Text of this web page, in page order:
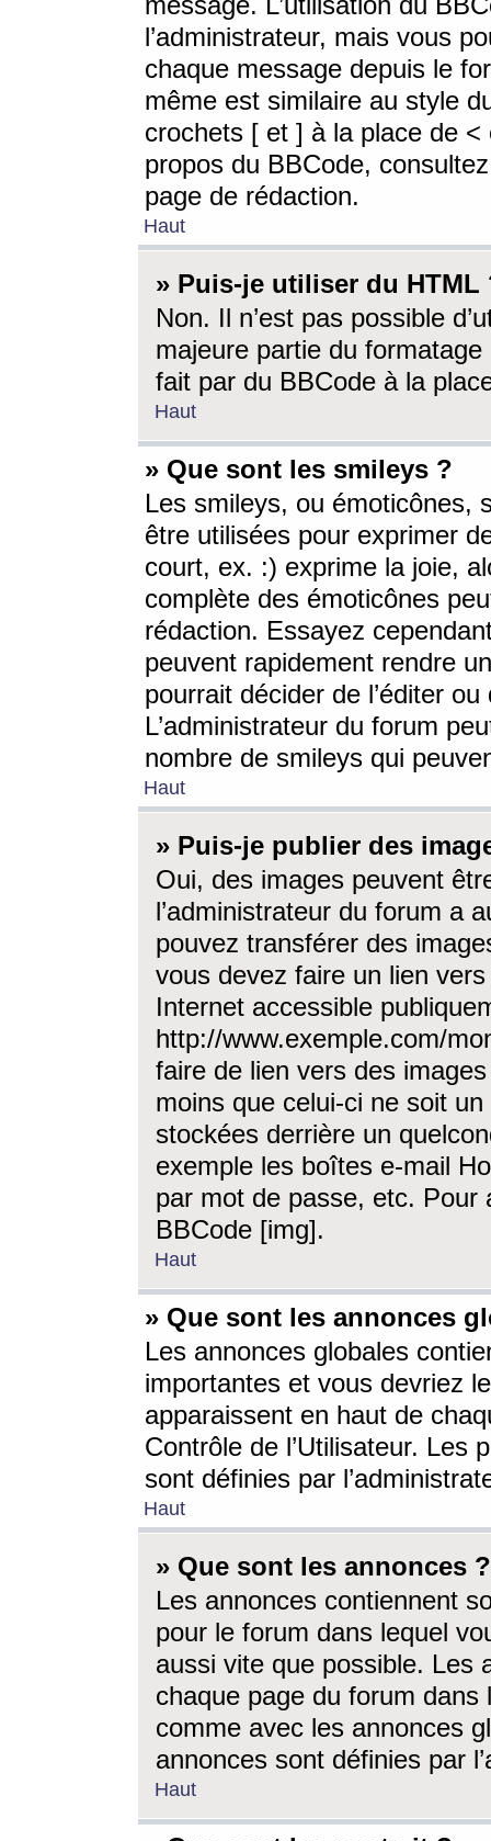
l’administrateur, mais vous
chaque message depuis le
même est similaire au style
crochets [ et ] à la place de <
propos du BBCode,
page de rédaction.
Haut
» Puis-je utiliser du HTML
Non. Il n’est pas possible
majeure partie du
fait par du BBCode à la
Haut
» Que sont les smileys ?
Les smileys, ou émoticônes,
être utilisées pour exprimer
court, ex. :) exprime la joie,
complète des émoticônes
rédaction. Essayez
peuvent rapidement rendre
pourrait décider de l’éditer
L’administrateur du forum
nombre de smileys qui
Haut
» Puis-je publier des
Oui, des images peuvent
l’administrateur du forum a
pouvez transférer des
vous devez faire un lien
Internet accessible
http://www.exemple.com/
faire de lien vers des
moins que celui-ci ne soit
stockées derrière un
exemple les boîtes e-mail
par mot de passe, etc. Pour
BBCode [img].
Haut
» Que sont les annonces
Les annonces globales
importantes et vous devriez
apparaissent en haut de
Contrôle de l’Utilisateur. Les
sont définies par
Haut
» Que sont les annonces ?
Les annonces contiennent
pour le forum dans lequel
aussi vite que possible. Les
chaque page du forum dans
comme avec les annonces
annonces sont définies par
Haut